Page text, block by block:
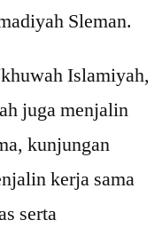
Sleman.
Islamiyah,
juga menjalin
kunjungan
kerja sama
serta